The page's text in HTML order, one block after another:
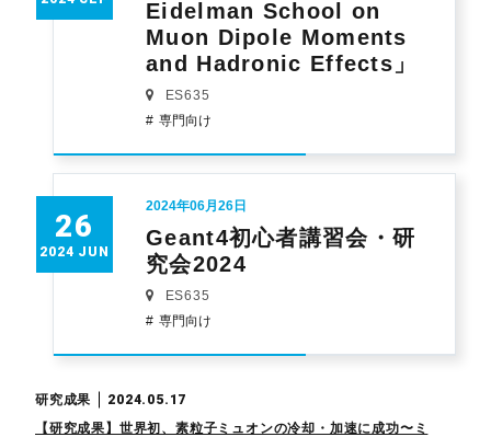
Eidelman School on
Muon Dipole Moments
and Hadronic Effects」
ES635
専門向け
26
2024 JUN
2024年06月26日
Geant4初心者講習会・研
究会2024
ES635
専門向け
研究成果
2024.05.17
【研究成果】世界初、素粒子ミュオンの冷却・加速に成功〜ミ